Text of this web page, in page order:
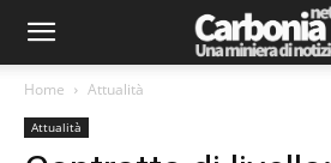
Home Attualità
Attualità